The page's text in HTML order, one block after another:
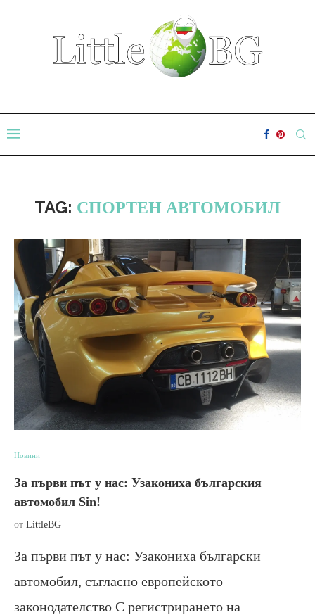
TAG: СПОРТЕН АВТОМОБИЛ
Новини
За първи път у нас: Узакониха българския
автомобил Sin!
от LittleBG
За първи път у нас: Узакониха български
автомобил, съгласно европейското
законодателство С регистрирането на